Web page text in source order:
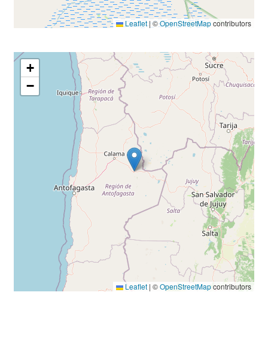
Leaflet|©OpenStreetMapcontributors
+
−
Leaflet | ©OpenStreetMapcontributors